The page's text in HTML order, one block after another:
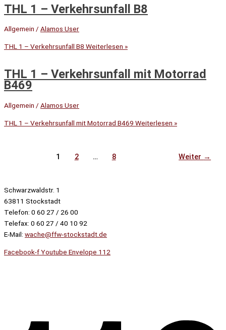
THL 1 – Verkehrsunfall B8
Allgemein / Alamos User
THL 1 – Verkehrsunfall B8 Weiterlesen »
THL 1 – Verkehrsunfall mit Motorrad
B469
Allgemein / Alamos User
THL 1 – Verkehrsunfall mit Motorrad B469 Weiterlesen »
1 2 … 8 Weiter →
Schwarzwaldstr. 1
63811 Stockstadt
Telefon: 0 60 27 / 26 00
Telefax: 0 60 27 / 40 10 92
E-Mail: wache@ffw-stockstadt.de
Facebook-fYoutube Envelope 112